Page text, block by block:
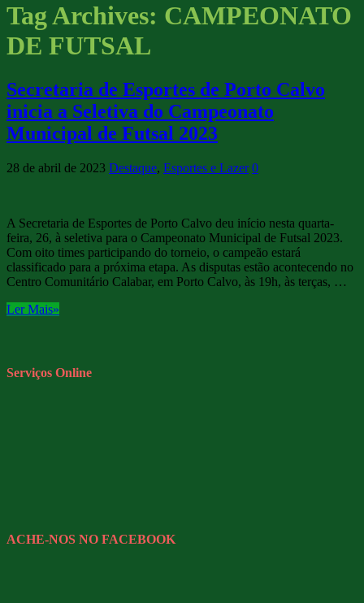
Tag Archives: CAMPEONATO
DE FUTSAL
Secretaria de Esportes de Porto Calvo
inicia a Seletiva do Campeonato
Municipal de Futsal 2023
28 de abril de 2023 Destaque, Esportes e Lazer 0
A Secretaria de Esportes de Porto Calvo deu início nesta quarta-
feira, 26, à seletiva para o Campeonato Municipal de Futsal 2023.
Com oito times participando do torneio, o campeão estará
classificado para a próxima etapa. As disputas estão acontecendo no
Centro Comunitário Calabar, em Porto Calvo, às 19h, às terças, …
Ler Mais»
Serviços Online
ACHE-NOS NO FACEBOOK